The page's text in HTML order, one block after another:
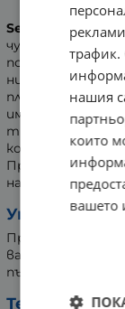
Sensodyne
чувствителни
почиства
нишки
плаката.
има малка и
контрол и
Продуктът
над 12 години.
Употреба:
вашата четка за
пъти на ден, в
Тегло:
трафик.
нашия
които
вашето